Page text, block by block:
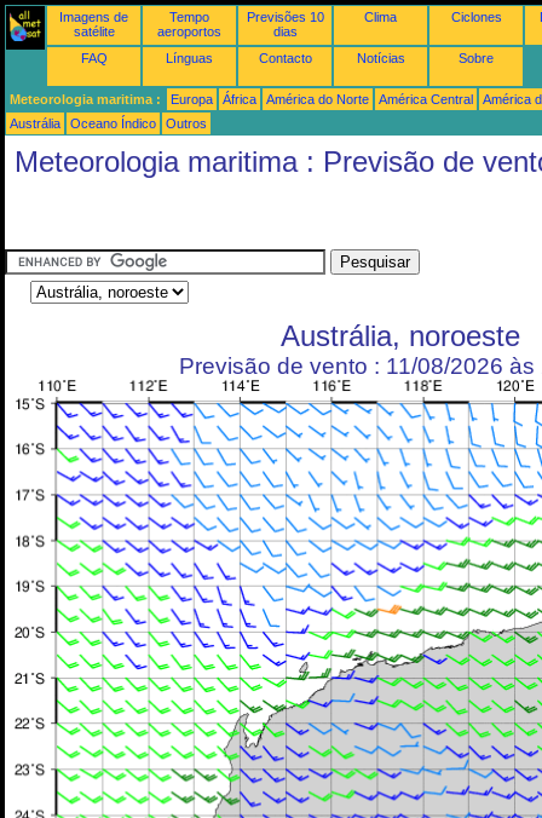
Imagens de
satélite
Tempo
aeroportos
Previsões 10
dias
Clima Ciclones
FAQ Línguas Contacto Notícias Sobre
Meteorologia maritima : Europa África América do Norte América Central
América
Austrália
Oceano Índico Outros
Meteorologia maritima : Previsão de
Austrália, noroeste
Previsão de vento : 11/08/2026 às